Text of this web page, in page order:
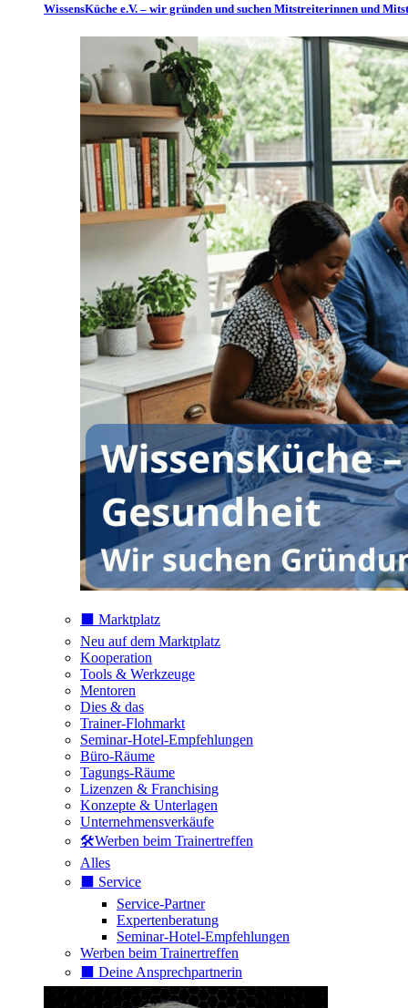
WissensKüche e.V. – wir gründen und suchen Mitstreiterinnen und
⬛️ Marktplatz
Neu auf dem Marktplatz
Kooperation
Tools & Werkzeuge
Mentoren
Dies & das
Trainer-Flohmarkt
Seminar-Hotel-Empfehlungen
Büro-Räume
Tagungs-Räume
Lizenzen & Franchising
Konzepte & Unterlagen
Unternehmensverkäufe
🛠️Werben beim Trainertreffen
Alles
⬛️ Service
Service-Partner
Expertenberatung
Seminar-Hotel-Empfehlungen
Werben beim Trainertreffen
⬛️ Deine Ansprechpartnerin